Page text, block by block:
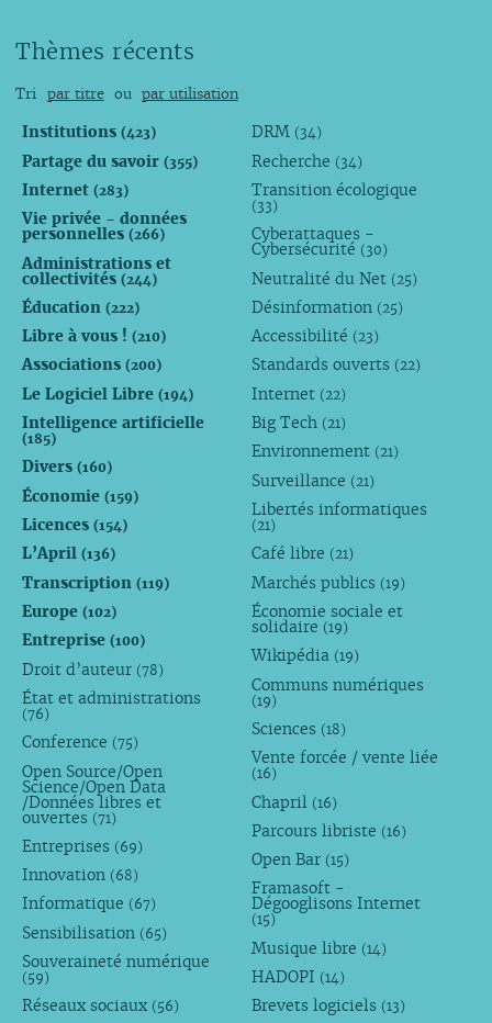
Thèmes récents
Tri par titre ou par utilisation
Institutions (423)
Partage du savoir (355)
Internet (283)
Vie privée - données
personnelles (266)
Administrations et
collectivités (244)
Éducation (222)
Libre à vous ! (210)
Associations (200)
Le Logiciel Libre (194)
Intelligence artificielle
(185)
Divers (160)
Économie (159)
Licences (154)
L’April (136)
Transcription (119)
Europe (102)
Entreprise (100)
Droit d’auteur (78)
État et administrations
(76)
Conference (75)
Open Source/Open
Science/Open Data
/Données libres et
ouvertes (71)
Entreprises (69)
Innovation (68)
Informatique (67)
Sensibilisation (65)
Souveraineté numérique
(59)
Réseaux sociaux (56)
DRM (34)
Recherche (34)
Transition écologique
(33)
Cyberattaques -
Cybersécurité (30)
Neutralité du Net (25)
Désinformation (25)
Accessibilité (23)
Standards ouverts (22)
Internet (22)
Big Tech (21)
Environnement (21)
Surveillance (21)
Libertés informatiques
(21)
Café libre (21)
Marchés publics (19)
Économie sociale et
solidaire (19)
Wikipédia (19)
Communs numériques
(19)
Sciences (18)
Vente forcée / vente liée
(16)
Chapril (16)
Parcours libriste (16)
Open Bar (15)
Framasoft -
Dégooglisons Internet
(15)
Musique libre (14)
HADOPI (14)
Brevets logiciels (13)